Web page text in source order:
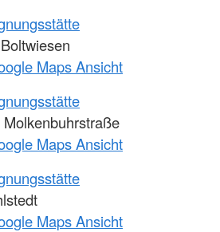
Maps Ansicht
Maps Ansicht
Maps Ansicht